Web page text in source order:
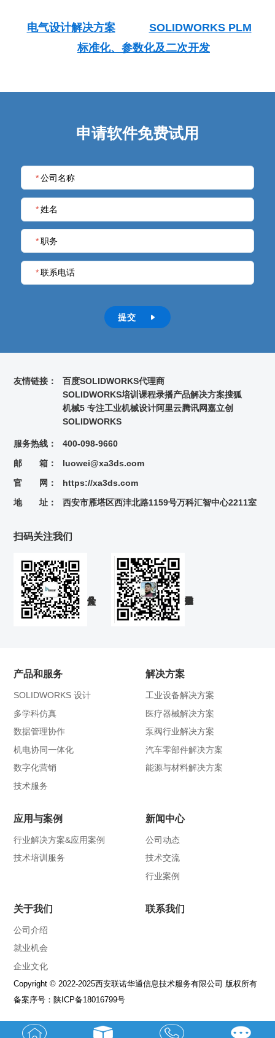
电气设计解决方案
SOLIDWORKS PLM
标准化、参数化及二次开发
申请软件免费试用
* 公司名称
* 姓名
* 职务
* 联系电话
提交 
友情链接： 百度SOLIDWORKS代理商
SOLIDWORKS培训课程录播产品解决方案搜狐
机械5 专注工业机械设计阿里云腾讯网嘉立创
SOLIDWORKS
服务热线：
400-098-9660
邮 箱：
luowei@xa3ds.com
官 网：
https://xa3ds.com
地 址：
西安市雁塔区西沣北路1159号万科汇智中心2211室
扫码关注我们
产品和服务
SOLIDWORKS 设计
多学科仿真
数据管理协作
机电协同一体化
数字化营销
技术服务
解决方案
工业设备解决方案
医疗器械解决方案
泵阀行业解决方案
汽车零部件解决方案
能源与材料解决方案
应用与案例
行业解决方案&应用案例
技术培训服务
新闻中心
公司动态
技术交流
行业案例
关于我们
公司介绍
就业机会
企业文化
联系我们
Copyright © 2022-2025西安联诺华通信息技术服务有限公司 版权所有
备案序号：陕ICP备18016799号